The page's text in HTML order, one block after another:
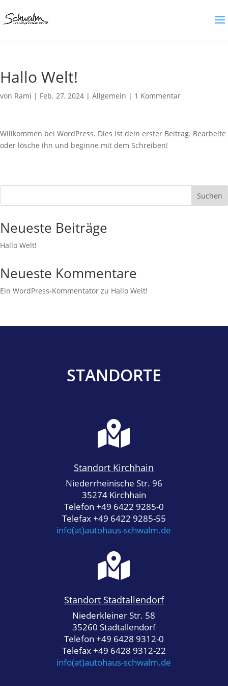
Hallo Welt!
von Rami | Feb. 27, 2024 | Allgemein | 1 Kommentar
Willkommen bei WordPress. Dies ist dein erster Beitrag. Bearbeite
oder lösche ihn und beginne mit dem Schreiben!
Suchen
Neueste Beiträge
Hallo Welt!
Neueste Kommentare
Ein WordPress-Kommentator zu Hallo Welt!
STANDORTE

Standort Kirchhain
Niederrheinische Str. 96
35274 Kirchhain
Telefon +49 6422 9285-0
Telefax +49 6422 9285-55
info(at)autohaus-schwalm.de

Standort Stadtallendorf
Niederkleiner Str. 58
35260 Stadtallendorf
Telefon +49 6428 9312-0
Telefax +49 6428 9312-22
info(at)autohaus-schwalm.de